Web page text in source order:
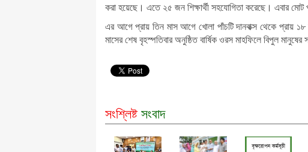
করা হয়েছে। এতে ২৫ জন শিক্ষার্থী সহযোগিতা করেছে। এবার মোট
এর আগে প্রায় তিন মাস আগে খোলা পাঁচটি দানবাক্স থেকে প্রায় ১৮
মাসের শেষ বৃহস্পতিবার অনুষ্ঠিত বার্ষিক ওরস মাহফিলে বিপুল
সংশ্লিষ্ট সংবাদ